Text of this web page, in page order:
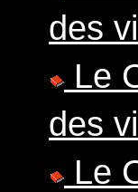
des
Le
des
Le